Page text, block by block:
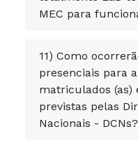
MEC para
11) Como
presenciais para
matriculados (as)
previstas pelas
Nacionais - DCNs?